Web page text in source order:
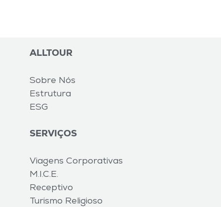
ALLTOUR
Sobre Nós
Estrutura
ESG
SERVIÇOS
Viagens Corporativas
M.I.C.E.
Receptivo
Turismo Religioso